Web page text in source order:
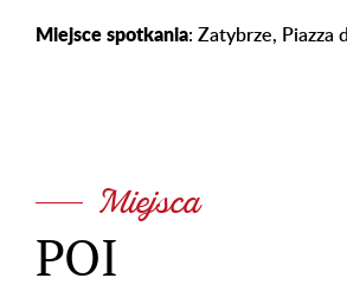
Miejsce spotkania: Zatybrze, Piazza
Miejsca
POI